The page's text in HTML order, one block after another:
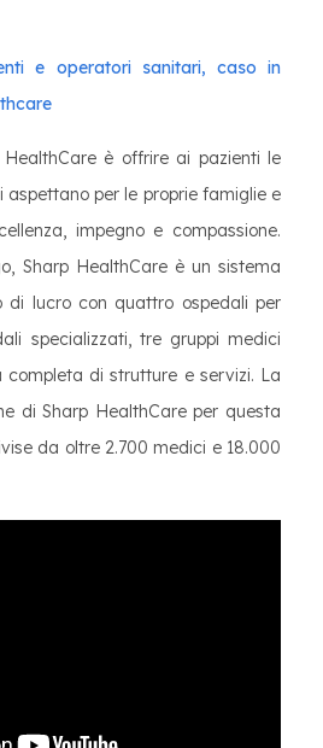
e operatori sanitari, caso in
è offrire ai pazienti le
aspettano per le proprie famiglie e
impegno e compassione.
Sharp HealthCare è un sistema
di lucro con quattro ospedali per
specializzati, tre gruppi medici
di strutture e servizi. La
di Sharp HealthCare per questa
da oltre 2.700 medici e 18.000